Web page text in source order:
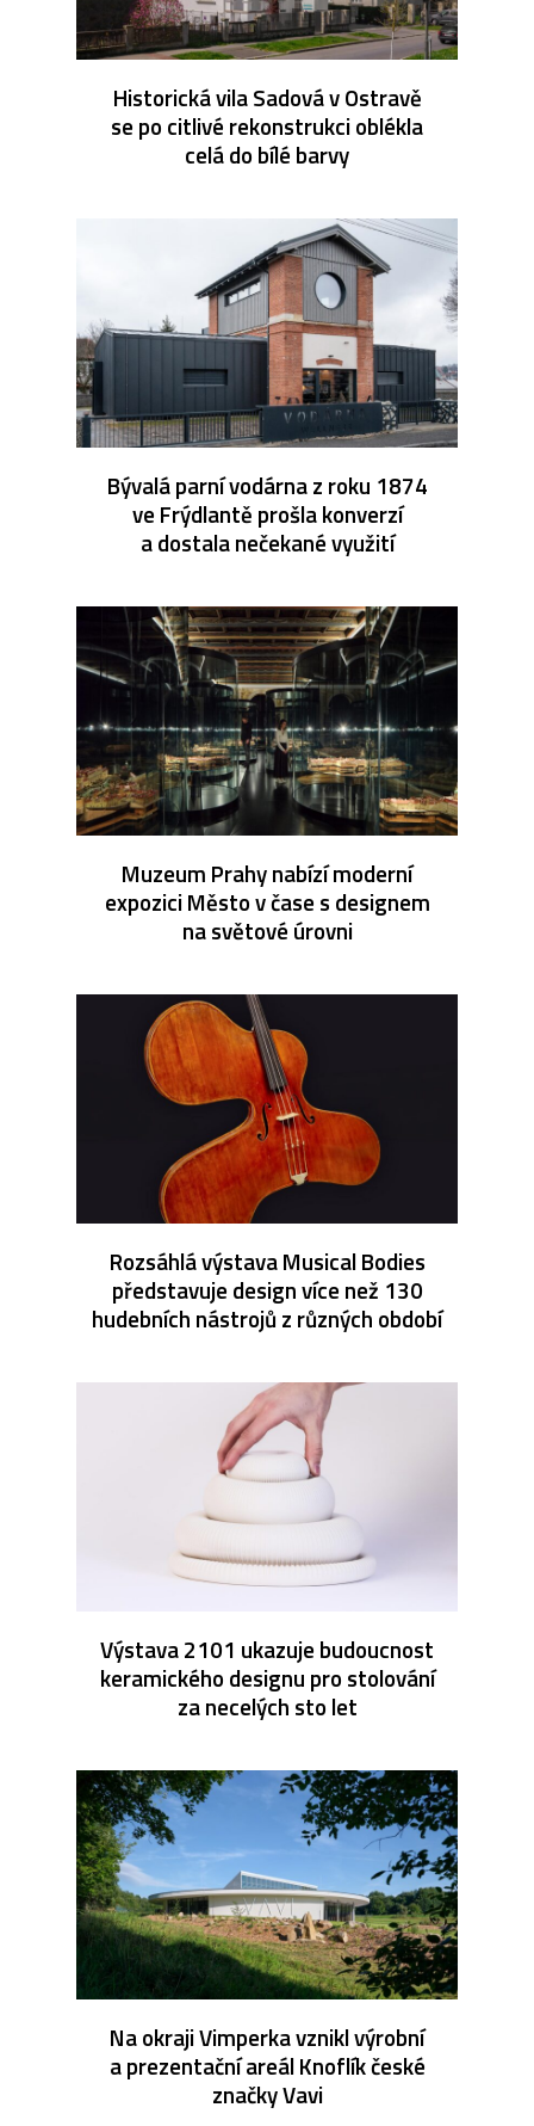
Historická vila Sadová v Ostravě
se po citlivé rekonstrukci oblékla
celá do bílé barvy
Bývalá parní vodárna z roku 1874
ve Frýdlantě prošla konverzí
a dostala nečekané využití
Muzeum Prahy nabízí moderní
expozici Město v čase s designem
na světové úrovni
Rozsáhlá výstava Musical Bodies
představuje design více než 130
hudebních nástrojů z různých období
Výstava 2101 ukazuje budoucnost
keramického designu pro stolování
za necelých sto let
Na okraji Vimperka vznikl výrobní
a prezentační areál Knoflík české
značky Vavi